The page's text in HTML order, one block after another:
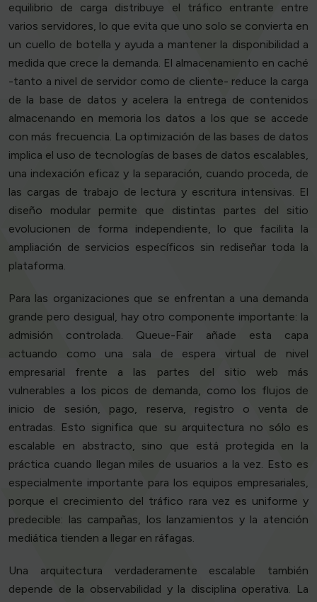
equilibrio de carga distribuye el tráfico entrante entre
varios servidores, lo que evita que uno solo se convierta en
un cuello de botella y ayuda a mantener la disponibilidad a
medida que crece la demanda. El almacenamiento en caché
-tanto a nivel de servidor como de cliente- reduce la carga
de la base de datos y acelera la entrega de contenidos
almacenando en memoria los datos a los que se accede
con más frecuencia. La optimización de las bases de datos
implica el uso de tecnologías de bases de datos escalables,
una indexación eficaz y la separación, cuando proceda, de
las cargas de trabajo de lectura y escritura intensivas. El
diseño modular permite que distintas partes del sitio
evolucionen de forma independiente, lo que facilita la
ampliación de servicios específicos sin rediseñar toda la
plataforma.
Para las organizaciones que se enfrentan a una demanda
grande pero desigual, hay otro componente importante: la
admisión controlada. Queue-Fair añade esta capa
actuando como una sala de espera virtual de nivel
empresarial frente a las partes del sitio web más
vulnerables a los picos de demanda, como los flujos de
inicio de sesión, pago, reserva, registro o venta de
entradas. Esto significa que su arquitectura no sólo es
escalable en abstracto, sino que está protegida en la
práctica cuando llegan miles de usuarios a la vez. Esto es
especialmente importante para los equipos empresariales,
porque el crecimiento del tráfico rara vez es uniforme y
predecible: las campañas, los lanzamientos y la atención
mediática tienden a llegar en ráfagas.
Una arquitectura verdaderamente escalable también
depende de la observabilidad y la disciplina operativa. La